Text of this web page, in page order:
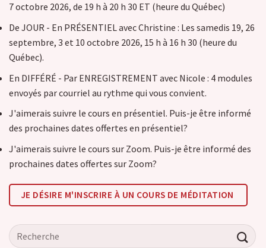
7 octobre 2026, de 19 h à 20 h 30 ET (heure du Québec)
De JOUR - En PRÉSENTIEL avec Christine : Les samedis 19, 26
septembre, 3 et 10 octobre 2026, 15 h à 16 h 30 (heure du
Québec).
En DIFFÉRÉ - Par ENREGISTREMENT avec Nicole : 4 modules
envoyés par courriel au rythme qui vous convient.
J'aimerais suivre le cours en présentiel. Puis-je être informé
des prochaines dates offertes en présentiel?
J'aimerais suivre le cours sur Zoom. Puis-je être informé des
prochaines dates offertes sur Zoom?
JE DÉSIRE M'INSCRIRE À UN COURS DE MÉDITATION